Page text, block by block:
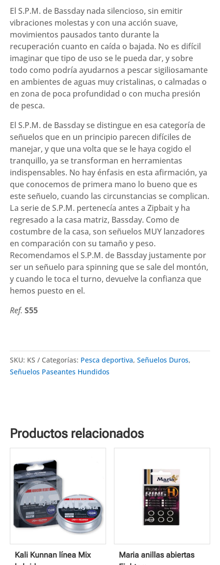
El S.P.M. de Bassday nada silencioso, sin emitir
vibraciones molestas y con una acción suave,
movimientos pausados tanto durante la
recuperación cuanto en caída o bajada. No es difícil
imaginar que tipo de uso se le pueda dar, y sobre
todo como podría ayudarnos a pescar sigiliosamante
en ambientes de aguas muy cristalinas, o calmadas o
en zona de poca profundidad o con mucha presión
de pesca.
El S.P.M. de Bassday se distingue en esa categoría de
señuelos que en un principio parecen difíciles de
manejar, y que una volta que se le haya cogido el
tranquillo, ya se transforman en herramientas
indispensables. No hay énfasis en esta afirmación, ya
que conocemos de primera mano lo bueno que es
este señuelo, cuando las circunstancias se complican.
La serie de S.P.M. pertenecía antes a Zipbait y ha
regresado a la casa matriz, Bassday. Como de
costumbre de la casa, son señuelos MUY lanzadores
en comparación con su tamaño y peso.
Recomendamos el S.P.M. de Bassday justamente por
ser un señuelo para spinning que se sale del montón,
y cuando le toca el turno, devuelve la confianza que
hemos puesto en el.
Ref. S55
SKU: KS Categorías: Pesca deportiva, Señuelos Duros,
Señuelos Paseantes Hundidos
Productos relacionados
Kali Kunnan línea Mix
Maria anillas abiertas